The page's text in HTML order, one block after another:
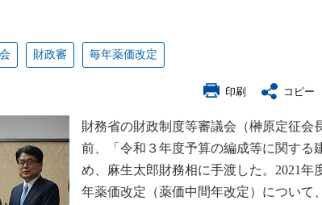
財政審 毎年薬価改定
印刷 コピー
財務省の財政制度等審議会（榊原定征会
前、「令和３年度予算の編成等に関する
め、麻生太郎財務相に手渡した。2021年
年薬価改定（薬価中間年改定）について